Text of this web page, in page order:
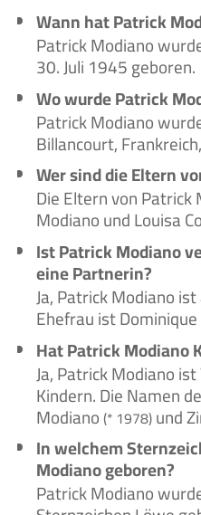
Wann hat Patrick
Patrick Modiano
30. Juli 1945 geboren.
Wo wurde Patrick
Patrick Modiano
Billancourt,
Wer sind die Eltern
Die Eltern von
Modiano und Louisa
Ist Patrick Modiano
eine Partnerin?
Ja, Patrick Modiano
Ehefrau ist
Hat Patrick Modiano
Ja, Patrick Modiano
Kindern. Die Namen
Modiano(* 1978)und
In welchem
Modiano geboren?
Patrick Modiano